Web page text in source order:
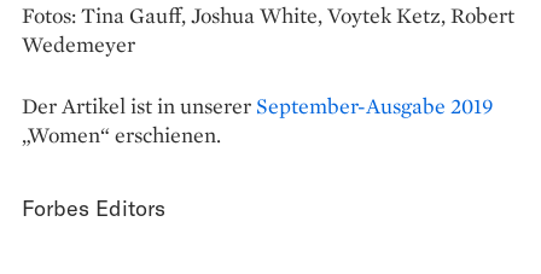
Fotos: Tina Gauff, Joshua White, Voytek Ketz, Robert
Wedemeyer
Der Artikel ist in unserer September-Ausgabe 2019
„Women“ erschienen.
Forbes Editors